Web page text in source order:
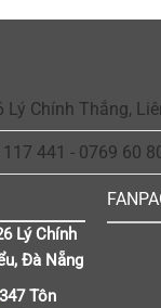
Lý Chính Thắng,
441 - 0769 60
Lý Chính
Đà Nẵng
Tôn